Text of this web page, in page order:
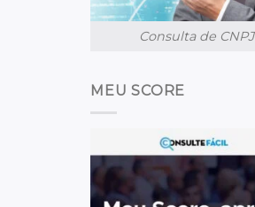
Consulta de CNPJ
MEU SCORE